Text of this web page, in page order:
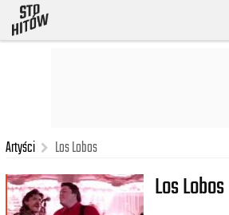
Artyści Los Lobos
Los Lobos